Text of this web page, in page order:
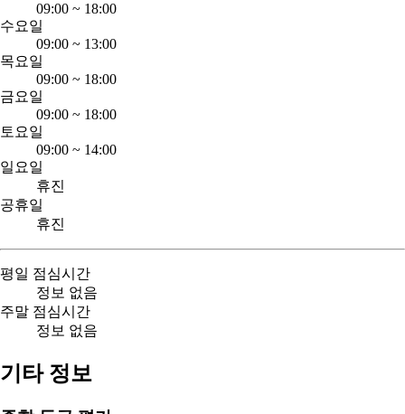
09:00 ~ 18:00
수요일
09:00 ~ 13:00
목요일
09:00 ~ 18:00
금요일
09:00 ~ 18:00
토요일
09:00 ~ 14:00
일요일
휴진
공휴일
휴진
평일 점심시간
정보 없음
주말 점심시간
정보 없음
기타 정보